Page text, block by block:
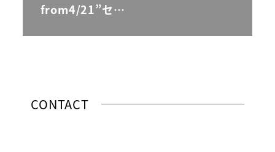
from4/21”セ…
CONTACT